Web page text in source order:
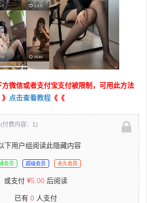
方微信或者支付宝支付被限制，可用此方法
点击查看教程 《《
(付费内容：1)
下用户组阅读此隐藏内容
会员 超级会员 永久会员
或支付 5.00 后阅读
已有 0 人支付